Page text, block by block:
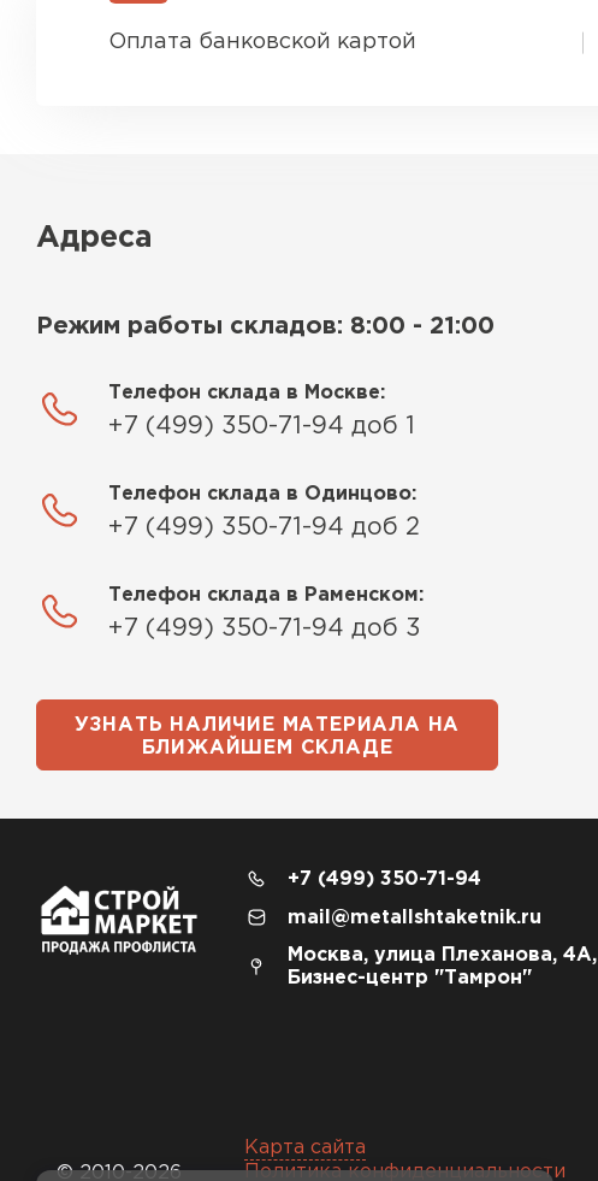
Оплата банковской картой
Адреса
Режим работы складов: 8:00 - 21:00
Телефон склада в Москве:
+7 (499) 350-71-94 доб 1
Телефон склада в Одинцово:
+7 (499) 350-71-94 доб 2
Телефон склада в Раменском:
+7 (499) 350-71-94 доб 3
УЗНАТЬ НАЛИЧИЕ МАТЕРИАЛА НА
БЛИЖАЙШЕМ СКЛАДЕ
© 2010-2026
+7 (499) 350-71-94
mail@metallshtaketnik.ru
Москва, улица Плеханова, 4А,
Бизнес-центр "Тамрон"
Карта сайта
Политика конфиденциальности